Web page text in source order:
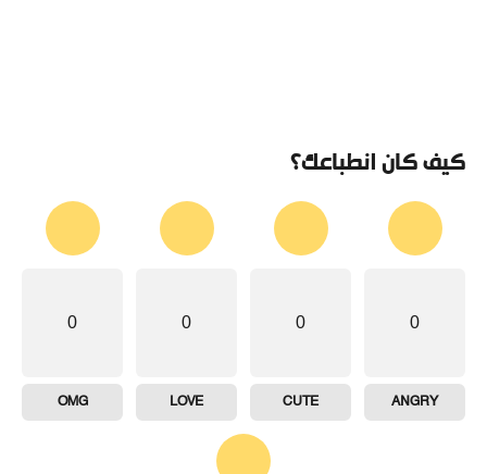
كيف كان انطباعك؟
0
ANGRY
0
CUTE
0
LOVE
0
OMG